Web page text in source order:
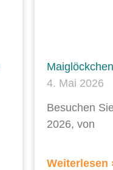
4. Mai 2026
Besuchen
2026, von
Weiterlesen